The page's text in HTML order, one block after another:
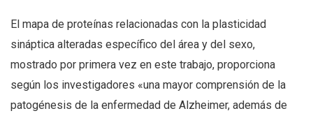
El mapa de proteínas relacionadas con la plasticidad
sináptica alteradas específico del área y del sexo,
mostrado por primera vez en este trabajo, proporciona
según los investigadores «una mayor comprensión de la
patogénesis de la enfermedad de Alzheimer, además de